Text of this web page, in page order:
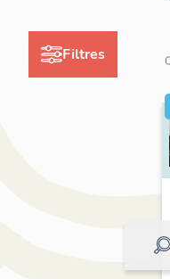
Filtres